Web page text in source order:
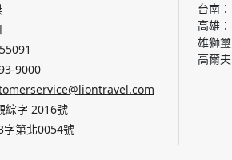
台南 ：
高雄 ：
雄獅
高爾夫
9000
綜字 2016號
字第北0054號